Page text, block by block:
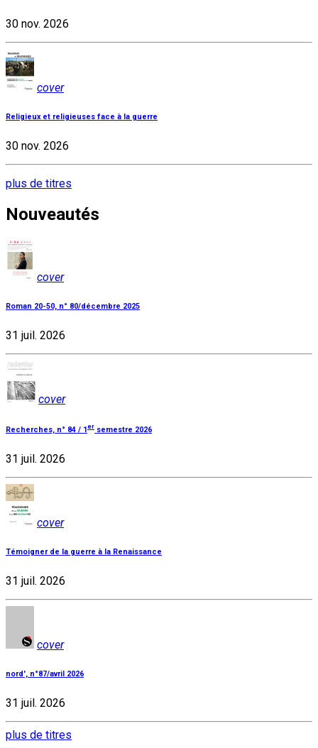
30 nov. 2026
cover
Religieux et religieuses face à la guerre
30 nov. 2026
plus de titres
Nouveautés
cover
Roman 20-50, n° 80/décembre 2025
31 juil. 2026
cover
Recherches, n° 84 / 1 er semestre 2026
31 juil. 2026
cover
Témoigner de la guerre à la Renaissance
31 juil. 2026
cover
nord', n°87/avril 2026
31 juil. 2026
plus de titres